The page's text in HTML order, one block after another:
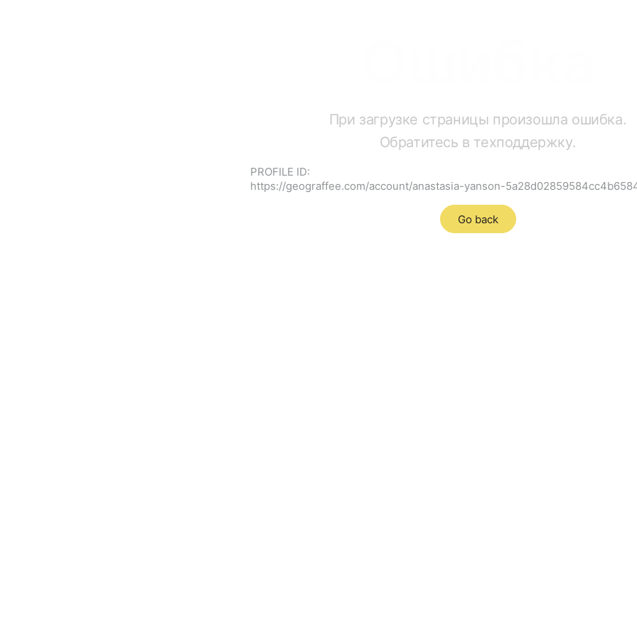
При загрузке страницы произошла ошибка.
Обратитесь в техподдержку.
PROFILE ID:
https://geograffee.com/account/anastasia-yanson-
Go back